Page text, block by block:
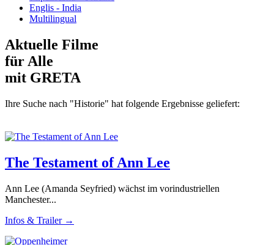
Englis - India
Multilingual
Aktuelle Filme
für Alle
mit GRETA
Ihre Suche nach "Historie" hat folgende Ergebnisse geliefert:
The Testament of Ann Lee
Ann Lee (Amanda Seyfried) wächst im vorindustriellen
Manchester...
Infos & Trailer →